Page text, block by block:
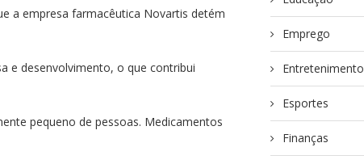
a empresa farmacêutica Novartis detém
e desenvolvimento, o que contribui
pequeno de pessoas. Medicamentos
Emprego
Entretenimento
Esportes
Finanças